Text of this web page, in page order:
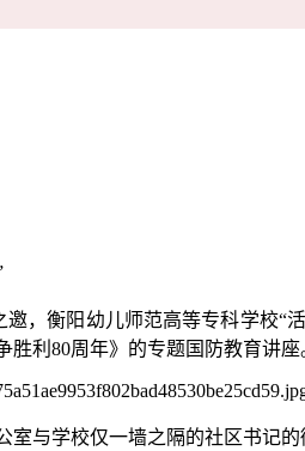
，衡阳幼儿师范高等专科学校
利80周年》的专题国防教育讲座
与学校仅一墙之隔的社区书记